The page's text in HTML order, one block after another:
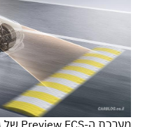
מערכת ה-Preview ECS של ג׳נסיס